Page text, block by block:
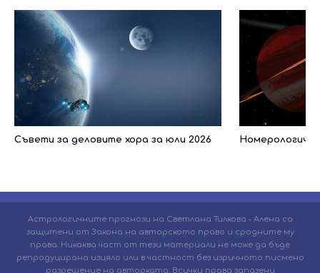
Съвети за деловите хора за юли 2026
Астрологичните прогнози на Светлана Тилкова - Алена са
защитени от Закона на авторското право и сродните му
права. Никаква част от тези материали не може да бъде
репродуцирана изцяло или в частност без изричното писмено
разрешение на авторката. Всички права запазени